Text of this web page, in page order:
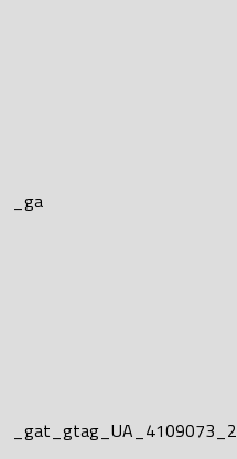
_ga
_gat_gtag_UA_4109073_2